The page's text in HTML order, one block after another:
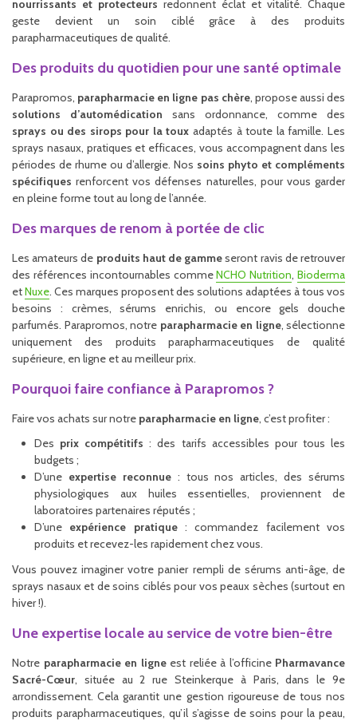
nourrissants et protecteurs redonnent éclat et vitalité. Chaque
geste devient un soin ciblé grâce à des produits
parapharmaceutiques de qualité.
Des produits du quotidien pour une santé optimale
Parapromos, parapharmacie en ligne pas chère, propose aussi des
solutions d’automédication sans ordonnance, comme des
sprays ou des sirops pour la toux adaptés à toute la famille. Les
sprays nasaux, pratiques et efficaces, vous accompagnent dans les
périodes de rhume ou d’allergie. Nos soins phyto et compléments
spécifiques renforcent vos défenses naturelles, pour vous garder
en pleine forme tout au long de l’année.
Des marques de renom à portée de clic
Les amateurs de produits haut de gammeseront ravis de retrouver
des références incontournables commeNCHO Nutrition,Bioderma
etNuxe. Ces marques proposent des solutions adaptées à tous vos
besoins : crèmes, sérums enrichis, ou encore gels douche
parfumés. Parapromos, notre parapharmacie en ligne, sélectionne
uniquement des produits parapharmaceutiques de qualité
supérieure, en ligne et au meilleur prix.
Pourquoi faire confiance à Parapromos ?
Faire vos achats sur notre parapharmacie en ligne, c’est profiter :
Des prix compétitifs : des tarifs accessibles pour tous les
budgets ;
D’une expertise reconnue: tous nos articles, des sérums
physiologiques aux huiles essentielles, proviennent de
laboratoires partenaires réputés ;
D’une expérience pratique: commandez facilement vos
produits et recevez-les rapidement chez vous.
Vous pouvez imaginer votre panier rempli de sérums anti-âge, de
sprays nasaux et de soins ciblés pour vos peaux sèches (surtout en
hiver !).
Une expertise locale au service de votre bien-être
Notre parapharmacie en ligneest reliée à l’officine Pharmavance
Sacré-Cœur, située au 2 rue Steinkerque à Paris, dans le 9e
arrondissement. Cela garantit une gestion rigoureuse de tous nos
produits parapharmaceutiques, qu’il s’agisse de soins pour la peau,